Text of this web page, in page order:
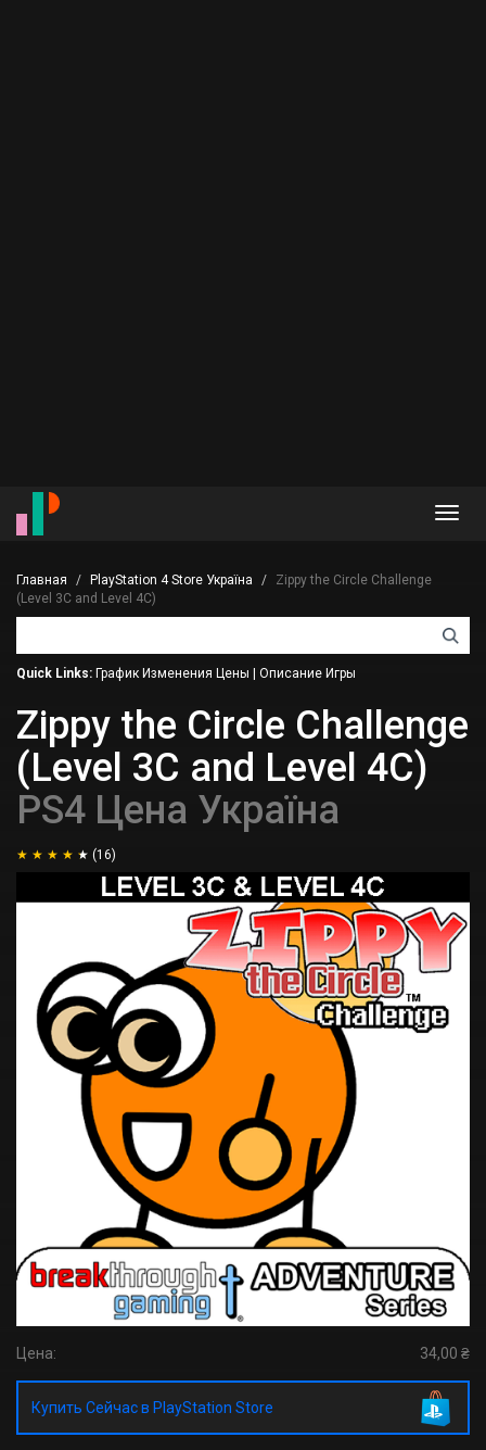
Главная PlayStation 4 Store Україна
Zippy the Circle Challenge
(Level 3C and Level 4C)
Quick Links: График Изменения Цены Описание Игры
Zippy the Circle Challenge
(Level 3C and Level 4C)
PS4 Цена Україна
(16)
Цена: 34,00 ₴
Купить Сейчас в PlayStation Store